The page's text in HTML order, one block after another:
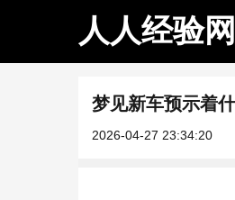
人人经验网
梦见新车预示着
2026-04-27 23:34:20